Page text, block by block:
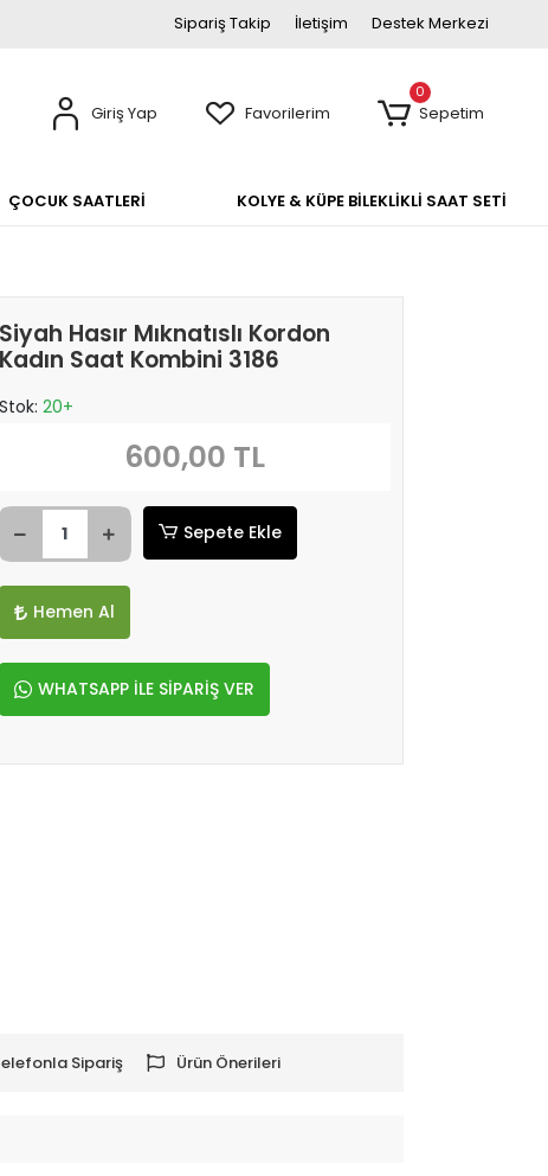
Sipariş Takip İletişim Destek Merkezi
Giriş Yap Favorilerim
0
Sepetim
ÇOCUK SAATLERİ KOLYE & KÜPE BİLEKLİKLİ SAAT SETİ
Siyah Hasır Mıknatıslı Kordon
Kadın Saat Kombini 3186
Stok: 20+
600,00 TL
Sepete Ekle
Hemen Al
WHATSAPP İLE SİPARİŞ VER
Sipariş Ürün Önerileri